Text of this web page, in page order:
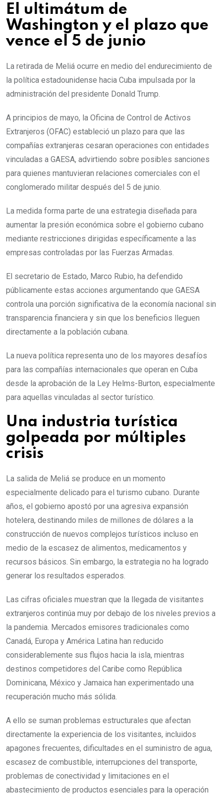
El ultimátum de
Washington y el plazo que
vence el 5 de junio
La retirada de Meliá ocurre en medio del endurecimiento de
la política estadounidense hacia Cuba impulsada por la
administración del presidente Donald Trump.
A principios de mayo, la Oficina de Control de Activos
Extranjeros (OFAC) estableció un plazo para que las
compañías extranjeras cesaran operaciones con entidades
vinculadas a GAESA, advirtiendo sobre posibles sanciones
para quienes mantuvieran relaciones comerciales con el
conglomerado militar después del 5 de junio.
La medida forma parte de una estrategia diseñada para
aumentar la presión económica sobre el gobierno cubano
mediante restricciones dirigidas específicamente a las
empresas controladas por las Fuerzas Armadas.
El secretario de Estado, Marco Rubio, ha defendido
públicamente estas acciones argumentando que GAESA
controla una porción significativa de la economía nacional sin
transparencia financiera y sin que los beneficios lleguen
directamente a la población cubana.
La nueva política representa uno de los mayores desafíos
para las compañías internacionales que operan en Cuba
desde la aprobación de la Ley Helms-Burton, especialmente
para aquellas vinculadas al sector turístico.
Una industria turística
golpeada por múltiples
crisis
La salida de Meliá se produce en un momento
especialmente delicado para el turismo cubano. Durante
años, el gobierno apostó por una agresiva expansión
hotelera, destinando miles de millones de dólares a la
construcción de nuevos complejos turísticos incluso en
medio de la escasez de alimentos, medicamentos y
recursos básicos. Sin embargo, la estrategia no ha logrado
generar los resultados esperados.
Las cifras oficiales muestran que la llegada de visitantes
extranjeros continúa muy por debajo de los niveles previos a
la pandemia. Mercados emisores tradicionales como
Canadá, Europa y América Latina han reducido
considerablemente sus flujos hacia la isla, mientras
destinos competidores del Caribe como República
Dominicana, México y Jamaica han experimentado una
recuperación mucho más sólida.
A ello se suman problemas estructurales que afectan
directamente la experiencia de los visitantes, incluidos
apagones frecuentes, dificultades en el suministro de agua,
escasez de combustible, interrupciones del transporte,
problemas de conectividad y limitaciones en el
abastecimiento de productos esenciales para la operación